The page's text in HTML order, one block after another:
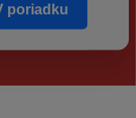
poriadku